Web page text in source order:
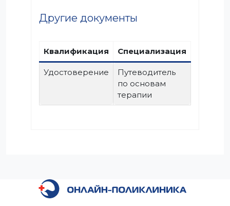
Другие документы
Квалификация Специализация
Удостоверение
Путеводитель
по основам
терапии